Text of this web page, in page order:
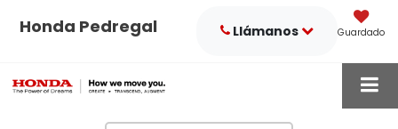
Honda Pedregal Guardado
Llámanos
Fotos No
Disponibles